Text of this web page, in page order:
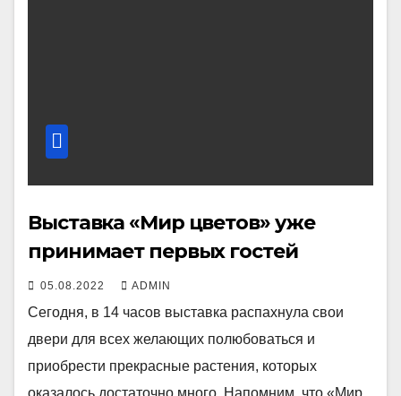
Выставка «Мир цветов» уже
принимает первых гостей
05.08.2022 ADMIN
Сегодня, в 14 часов выставка распахнула свои
двери для всех желающих полюбоваться и
приобрести прекрасные растения, которых
оказалось достаточно много. Напомним, что «Мир